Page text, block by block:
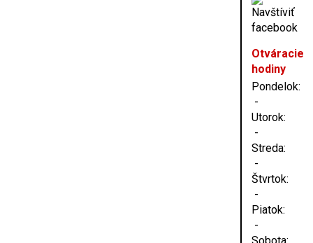
Otváracie
hodiny
Pondelok:
-
Utorok:
-
Streda:
-
Štvrtok:
-
Piatok:
-